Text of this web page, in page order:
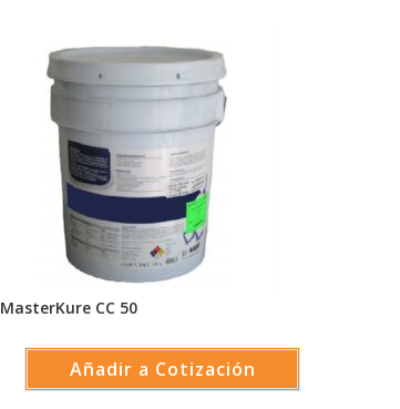
MasterKure CC 50
Añadir a Cotización